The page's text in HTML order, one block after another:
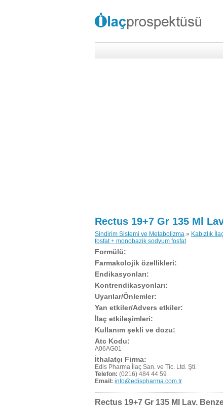
Rectus 19+7 Gr 135 Ml
Sindirim Sistemi ve Metabolizma » Kabızlık
fosfat + monobazik sodyum fosfat
Formülü:
Farmakolojik özellikleri:
Endikasyonları:
Kontrendikasyonları:
Uyarılar/Önlemler:
Yan etkiler/Advers etkiler:
İlaç etkileşimleri:
Kullanım şekli ve dozu:
Atc Kodu:
A06AG01
İthalatçı Firma:
Edis Pharma İlaç San. ve Tic. Ltd. Şti.
Telefon: (0216) 484 44 59
Email: info@edispharma.com.tr
Rectus 19+7 Gr 135 Ml Lav.